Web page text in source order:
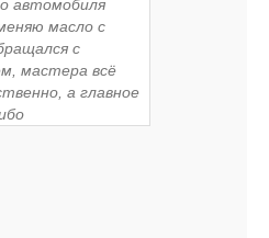
автомобиля
масло с
с
мастера всё
а главное